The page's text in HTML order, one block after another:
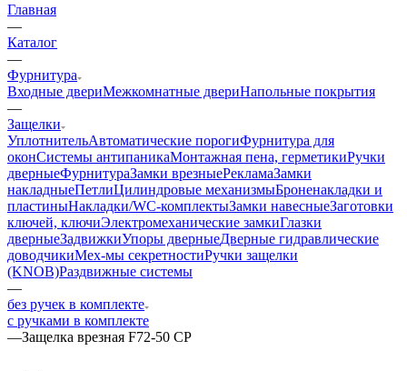
Главная
—
Каталог
—
Фурнитура
Входные двериМежкомнатные двериНапольные покрытия
—
Защелки
УплотнительАвтоматические порогиФурнитура для
оконСистемы антипаникаМонтажная пена, герметикиРучки
дверныеФурнитураЗамки врезныеРекламаЗамки
накладныеПетлиЦилиндровые механизмыБроненакладки и
пластиныНакладки/WC-комплектыЗамки навесныеЗаготовки
ключей, ключиЭлектромеханические замкиГлазки
дверныеЗадвижкиУпоры дверныеДверные гидравлические
доводчикиМех-мы секретностиРучки защелки
(KNOB)Раздвижные системы
—
без ручек в комплекте
с ручками в комплекте
—Защелка врезная F72-50 CP